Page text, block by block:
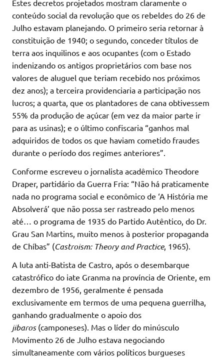
Estes decretos projetados mostram claramente o
conteúdo social da revolução que os rebeldes do 26 de
Julho estavam planejando. O primeiro seria retornar à
constituição de 1940; o segundo, conceder títulos de
terra aos inquilinos e aos ocupantes (com o Estado
indenizando os antigos proprietários com base nos
valores de aluguel que teriam recebido nos próximos
dez anos); a terceira providenciaria a participação nos
lucros; a quarta, que os plantadores de cana obtivessem
55% da produção de açúcar (em vez da maior parte ir
para as usinas); e o último confiscaria “ganhos mal
adquiridos de todos os que haviam cometido fraudes
durante o período dos regimes anteriores”.
Conforme escreveu o jornalista acadêmico Theodore
Draper, partidário da Guerra Fria: “Não há praticamente
nada no programa social e econômico de ‘A História me
Absolverá’ que não possa ser rastreado pelo menos
até… o programa de 1935 do Partido Autêntico, do Dr.
Grau San Martins, muito menos à posterior propaganda
de Chíbas” (Castroism: Theory and Practice, 1965).
A luta anti-Batista de Castro, após o desembarque
catastrófico do iate Granma na província de Oriente, em
dezembro de 1956, geralmente é pensada
exclusivamente em termos de uma pequena guerrilha,
ganhando gradualmente o apoio dos
jibaros(camponeses). Mas o líder do minúsculo
Movimento 26 de Julho estava negociando
simultaneamente com vários políticos burgueses